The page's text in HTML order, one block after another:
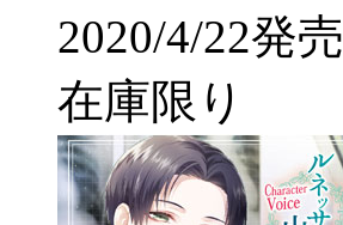
2020/4/22発売
在庫限り